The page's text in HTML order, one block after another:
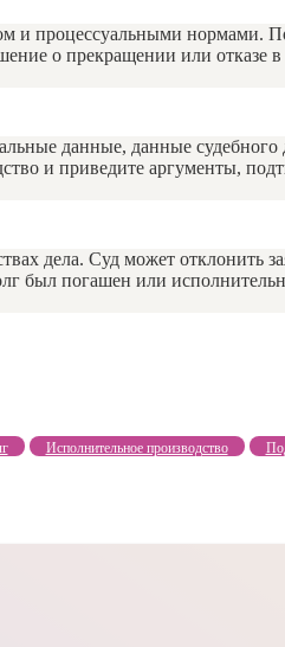
и процессуальными нормами.
о прекращении или отказе
данные, данные
и приведите аргументы,
дела. Суд может отклонить
был погашен или
Исполнительное производство